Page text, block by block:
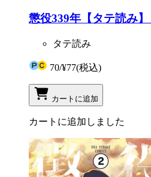
懲役339年【タテ読み
タテ読み
70/¥77(税込)
カートに追加
カートに追加しました